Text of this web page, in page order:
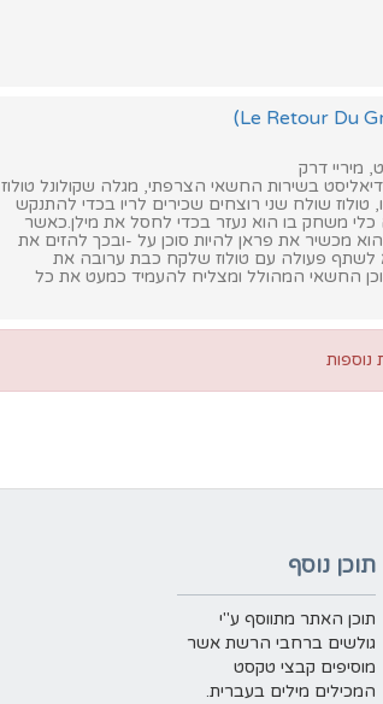
מיריי דרק
בשירות החשאי הצרפתי, מגלה שקולונל טולוז
שולח שני רוצחים שכירים לריו בכדי להתנקש
משחק בו הוא נעזר בכדי לחסל את מילן.כאשר
הוא מכשיר את פראן להיות סוכן על -ובכך להזים את
לשתף פעולה עם טולוז שלקח כבת ערובה את
החשאי המהולל ומצליח להעמיד כמעט את כל
נוספות
תוכן נוסף
תוכן האתר מתווסף ע"י
גולשים ברחבי הרשת אשר
מוסיפים קבצי טקסט
המכילים מילים בעברית.